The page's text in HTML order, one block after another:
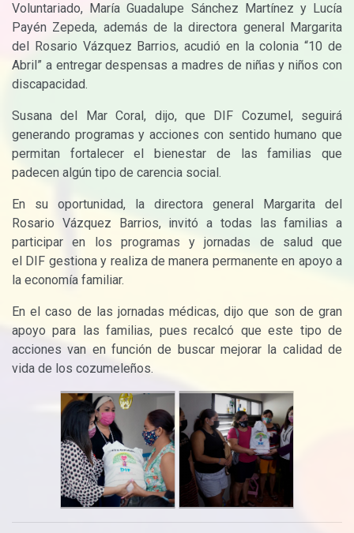
Voluntariado, María Guadalupe Sánchez Martínez y Lucía
Payén Zepeda, además de la directora general Margarita
del Rosario Vázquez Barrios, acudió en la colonia “10 de
Abril” a entregar despensas a madres de niñas y niños con
discapacidad.
Susana del Mar Coral, dijo, que DIF Cozumel, seguirá
generando programas y acciones con sentido humano que
permitan fortalecer el bienestar de las familias que
padecen algún tipo de carencia social.
En su oportunidad, la directora general Margarita del
Rosario Vázquez Barrios, invitó a todas las familias a
participar en los programas y jornadas de salud que
el
DIF gestiona y realiza de manera permanente en apoyo a
la economía familiar.
En el caso de las jornadas médicas, dijo que son de gran
apoyo para las familias, pues recalcó que este tipo de
acciones van en función de buscar mejorar la calidad de
vida de los cozumeleños.